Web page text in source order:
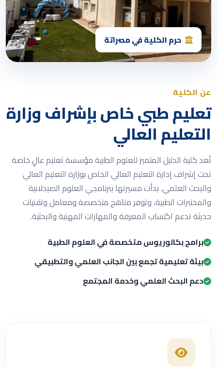
حرم الكلية في مصراتة
عن الكلية
تعليم طبي خاص بإشراف وزارة
التعليم العالي
تُعد كلية الدليل المتميز للعلوم الطبية مؤسسة تعليم عالٍ خاصة
تحت إشراف إدارة التعليم العالي الخاص بوزارة التعليم العالي
والبحث العلمي. بدأت مسيرتها ببرنامجي العلوم الصيدلانية
والمختبرات الطبية، وتوفر مناهج متخصصة ومعامل وتقنيات
حديثة تدعم اكتساب المعرفة والمهارات المهنية والبحثية.
برامج بكالوريوس متخصصة في العلوم الطبية
بيئة تعليمية تجمع بين الجانب العلمي والتطبيقي
دعم البحث العلمي وخدمة المجتمع